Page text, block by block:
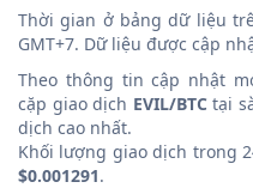
Thời gian ở bảng dữ liệu
GMT+7. Dữ liệu được cập
Theo thông tin cập nhật
cặp giao dịch EVIL/BTC tại
dịch cao nhất.
Khối lượng giao dịch trong
$0.001291.